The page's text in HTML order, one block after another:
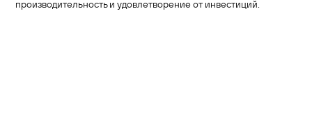
производительность и удовлетворение от инвестиций.